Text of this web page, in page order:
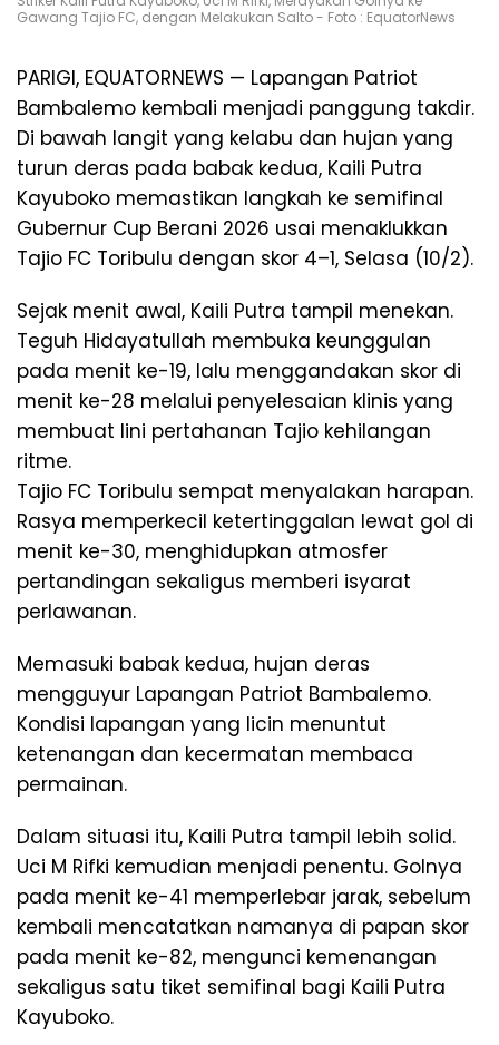
Gawang Tajio FC, dengan Melakukan Salto - Foto : EquatorNews
PARIGI, EQUATORNEWS — Lapangan Patriot
Bambalemo kembali menjadi panggung takdir.
Di bawah langit yang kelabu dan hujan yang
turun deras pada babak kedua, Kaili Putra
Kayuboko memastikan langkah ke semifinal
Gubernur Cup Berani 2026 usai menaklukkan
Tajio FC Toribulu dengan skor 4–1, Selasa (10/2).
Sejak menit awal, Kaili Putra tampil menekan.
Teguh Hidayatullah membuka keunggulan
pada menit ke-19, lalu menggandakan skor di
menit ke-28 melalui penyelesaian klinis yang
membuat lini pertahanan Tajio kehilangan
ritme.
Tajio FC Toribulu sempat menyalakan harapan.
Rasya memperkecil ketertinggalan lewat gol di
menit ke-30, menghidupkan atmosfer
pertandingan sekaligus memberi isyarat
perlawanan.
Memasuki babak kedua, hujan deras
mengguyur Lapangan Patriot Bambalemo.
Kondisi lapangan yang licin menuntut
ketenangan dan kecermatan membaca
permainan.
Dalam situasi itu, Kaili Putra tampil lebih solid.
Uci M Rifki kemudian menjadi penentu. Golnya
pada menit ke-41 memperlebar jarak, sebelum
kembali mencatatkan namanya di papan skor
pada menit ke-82, mengunci kemenangan
sekaligus satu tiket semifinal bagi Kaili Putra
Kayuboko.